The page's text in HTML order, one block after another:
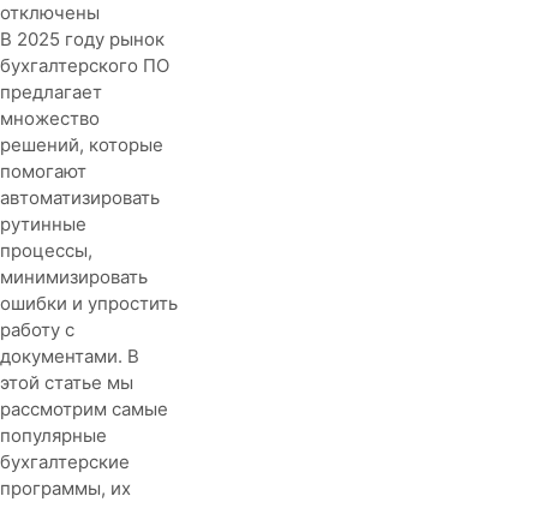
Обзор
популярных
на
год
отключены
В 2025 году рынок
бухгалтерского ПО
предлагает
множество
решений, которые
помогают
автоматизировать
рутинные
процессы,
минимизировать
ошибки и упростить
работу с
документами. В
этой статье мы
рассмотрим самые
популярные
бухгалтерские
программы, их